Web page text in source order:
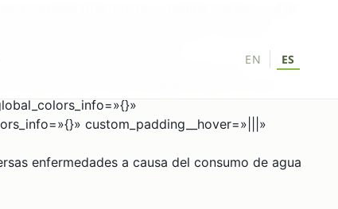
EN ES
_builder_version=»4.16″
!important;» global_colors_info=»{}»
_builder_version=»4.16″
custom_padding__hover=»|||»
enfermedades a causa del consumo de agua